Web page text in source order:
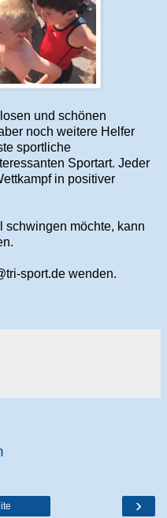
und schönen
noch weitere Helfer
sportliche
Sportart. Jeder
in positiver
schwingen möchte, kann
sport.de wenden.
›